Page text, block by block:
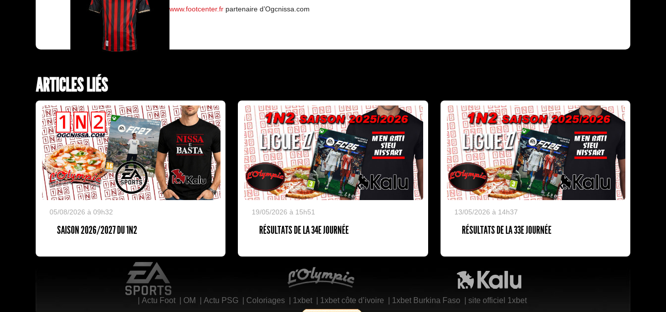
www.footcenter.fr partenaire d’Ogcnissa.com
ARTICLES LIÉS
05/08/2026 à 09h32
SAISON 2026/2027 DU 1N2
19/05/2026 à 15h51
RÉSULTATS DE LA 34E JOURNÉE
13/05/2026 à 14h37
RÉSULTATS DE LA 33E JOURNÉE
Actu Foot| OM Actu PSG| Coloriages| 1xbet| 1xbet côte d’ivoire 1xbet Burkina Faso site officiel 1xbet